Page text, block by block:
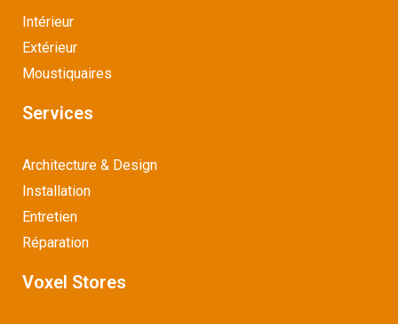
Intérieur
Extérieur
Moustiquaires
Services
Architecture & Design
Installation
Entretien
Réparation
Voxel Stores